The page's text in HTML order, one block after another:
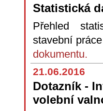
Statistická
Přehled
stavební
dokumentu.
21.06.2016
Dotazník -
volební